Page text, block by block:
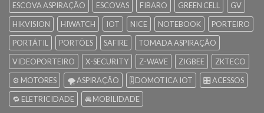
ESCOVA ASPIRAÇÃO
ESCOVAS FIBARO GREEN CELL
GV
HIKVISION
HIWATCH IOT NICE NOTEBOOK
PORTEIRO
PORTÁTIL
PORTÕES SAFIRE
TOMADA ASPIRAÇÃO
VIDEOPORTEIRO
X-SECURITY Z-WAVE ZIGBEE
ZKTECO
⚙️ MOTORES
🌪️ ASPIRAÇÃO 🎚️ DOMOTICA IOT
🎛️ ACESSOS
🔁 ELETRICIDADE
🚘 MOBILIDADE